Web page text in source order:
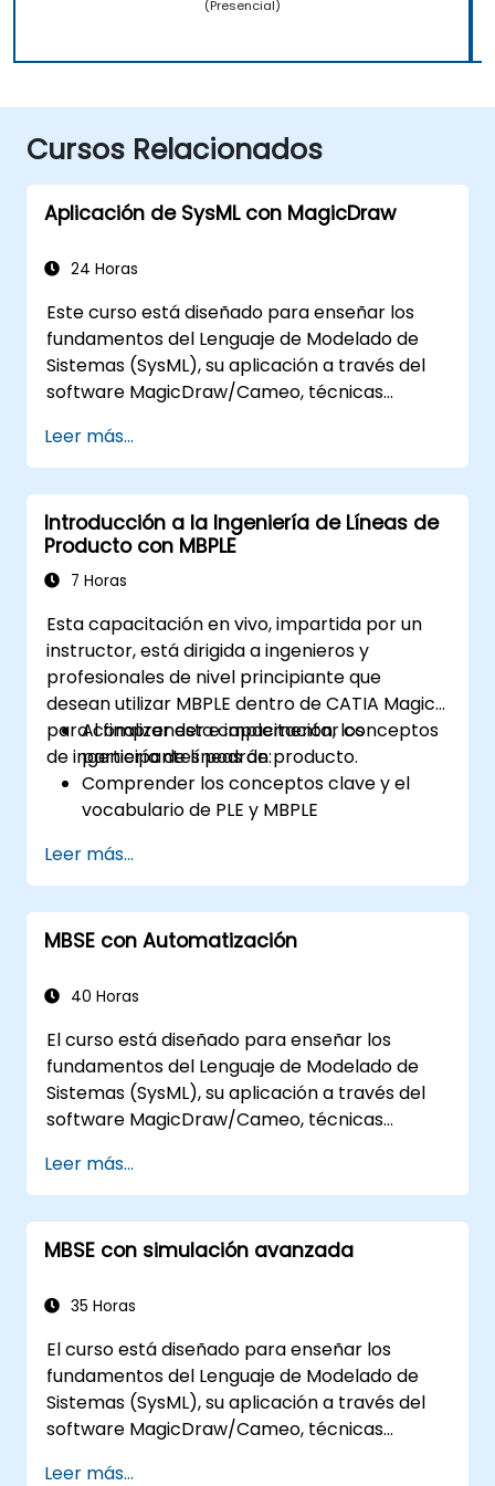
(Presencial)
Cursos Relacionados
Aplicación de SysML con MagicDraw
24 Horas
Este curso está diseñado para enseñar los
fundamentos del Lenguaje de Modelado de
Sistemas (SysML), su aplicación a través del
software MagicDraw/Cameo, técnicas
Sistemas Basada en Modelos (MBSE) y las
mejores prácticas en MBSE.
Leer más...
Introducción a la Ingeniería de Líneas de
Producto con MBPLE
7 Horas
Esta capacitación en vivo, impartida por un
instructor, está dirigida a ingenieros y
profesionales de nivel principiante que
desean utilizar MBPLE dentro de CATIA Magic
para comprender e implementar conceptos
de ingeniería de líneas de producto.
Al finalizar esta capacitación, los
participantes podrán:
Comprender los conceptos clave y el
vocabulario de PLE y MBPLE
modelado de líneas de producto
Implementar un proceso de definición de
línea de producto en CATIA Magic
Utilizar las funcionalidades de MBPLE,
de variación y configuraciones
Leer más...
MBSE con Automatización
40 Horas
El curso está diseñado para enseñar los
fundamentos del Lenguaje de Modelado de
Sistemas (SysML), su aplicación a través del
software MagicDraw/Cameo, técnicas
Sistemas Basada en Modelos (MBSE) y las
mejores prácticas en MBSE. Esta formación
cubre los fundamentos de la creación de
plantillas y la generación de informes dentro
MagicDraw/Cameo, y enseña cómo
MagicDraw y a qué pueden aplicarse.
Leer más...
MBSE con simulación avanzada
35 Horas
El curso está diseñado para enseñar los
fundamentos del Lenguaje de Modelado de
Sistemas (SysML), su aplicación a través del
software MagicDraw/Cameo, técnicas
Leer más...